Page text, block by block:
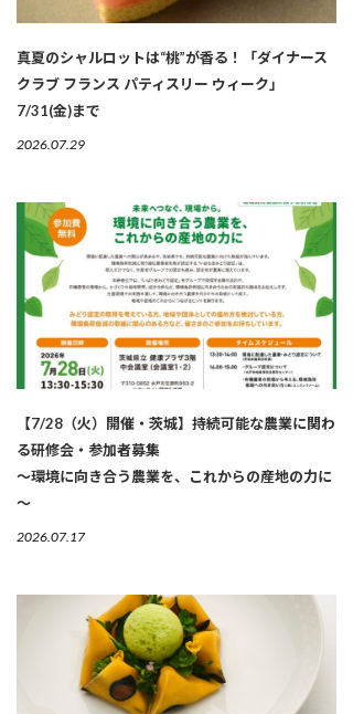
真夏のシャルロットは“桃”が香る！「ダイナース
クラブ フランス パティスリー ウィーク」
7/31(金)まで
2026.07.29
【7/28（火）開催・茨城】持続可能な農業に関わ
る研修会・参加者募集
～環境に向き合う農業を、これからの産地の力に
～
2026.07.17